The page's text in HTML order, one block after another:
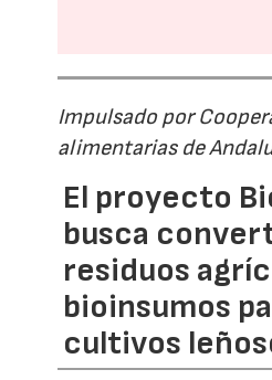
Impulsado por
alimentarias de
El proyecto
busca
residuos
bioinsumos
cultivos